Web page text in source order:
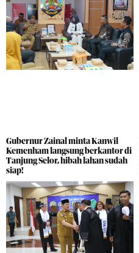
Gubernur Zainal minta Kanwil
Kemenham langsung berkantor di
Tanjung Selor, hibah lahan sudah
siap!